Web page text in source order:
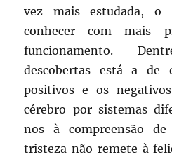
vez mais estudada, o
conhecer com mais
funcionamento.
descobertas está a de
positivos e os
cérebro por sistemas
nos à compreensão
tristeza não remete à